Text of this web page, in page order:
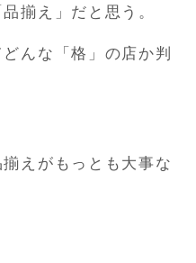
揃え」だと思う。
んな「格」の店か判
えがもっとも大事な